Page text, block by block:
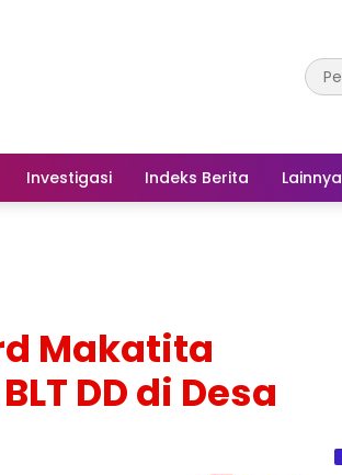
Investigasi Indeks Berita Lainnya
Makatita
DD di Desa